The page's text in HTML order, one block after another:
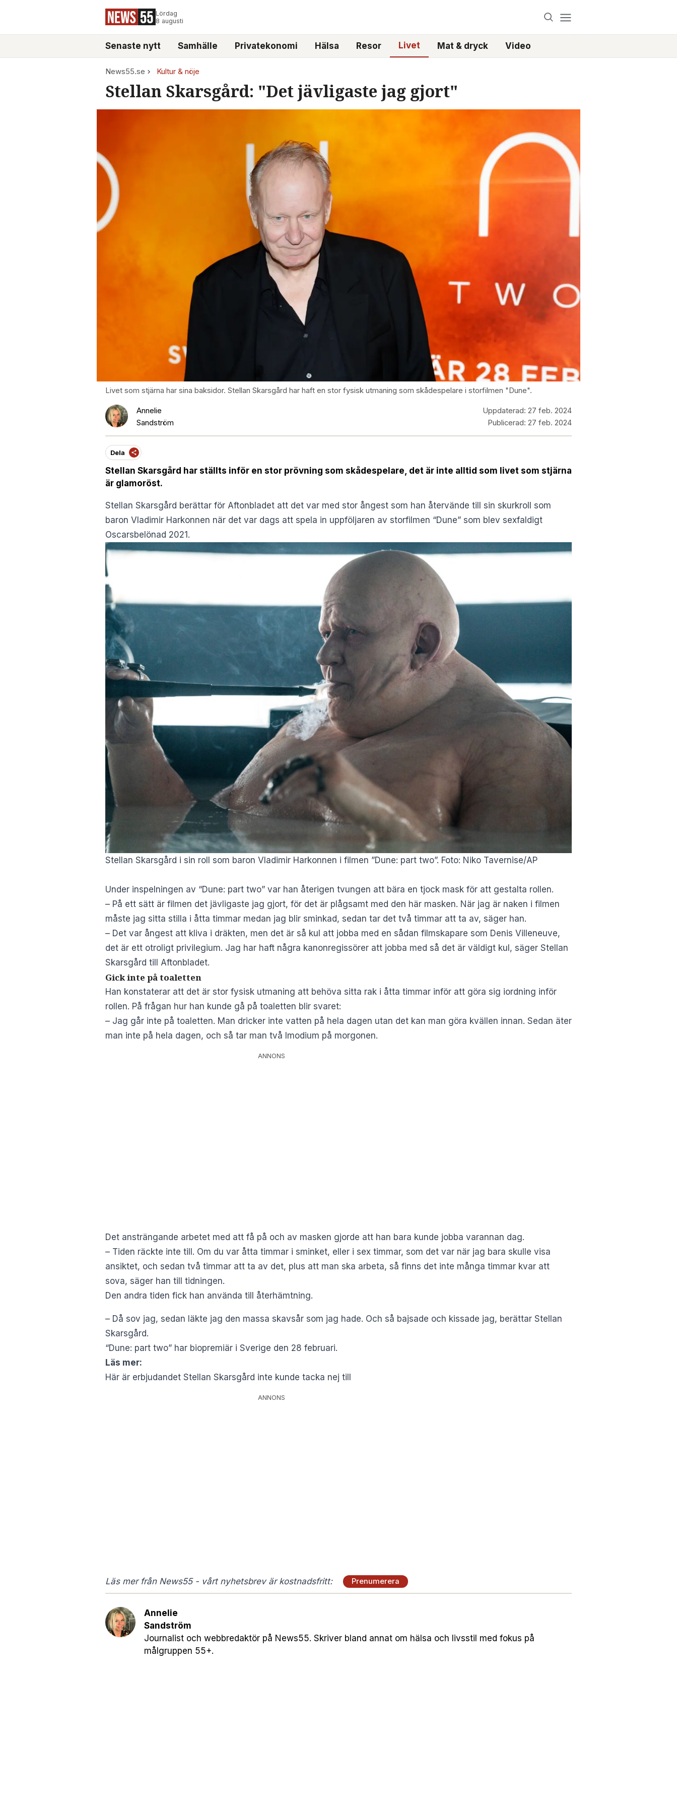
Lördag
8 augusti
Senaste nytt Samhälle Privatekonomi Hälsa Resor Livet Mat & dryck Video
News55.se Kultur & nöje
Stellan Skarsgård: "Det jävligaste jag gjort"
Livet som stjärna har sina baksidor. Stellan Skarsgård har haft en stor fysisk utmaning som skådespelare i storfilmen "Dune".
Annelie
Sandström
Uppdaterad: 27 feb. 2024
Publicerad: 27 feb. 2024
Dela
Stellan Skarsgård har ställts inför en stor prövning som skådespelare, det är inte alltid som livet som stjärna
är glamoröst.
Stellan Skarsgård berättar för Aftonbladet att det var med stor ångest som han återvände till sin skurkroll som
baron Vladimir Harkonnen när det var dags att spela in uppföljaren av storfilmen “Dune” som blev sexfaldigt
Oscarsbelönad 2021.
Stellan Skarsgård i sin roll som baron Vladimir Harkonnen i filmen ”Dune: part two”. Foto: Niko Tavernise/AP
Under inspelningen av “Dune: part two” var han återigen tvungen att bära en tjock mask för att gestalta rollen.
– På ett sätt är filmen det jävligaste jag gjort, för det är plågsamt med den här masken. När jag är naken i filmen
måste jag sitta stilla i åtta timmar medan jag blir sminkad, sedan tar det två timmar att ta av, säger han.
– Det var ångest att kliva i dräkten, men det är så kul att jobba med en sådan filmskapare som Denis Villeneuve,
det är ett otroligt privilegium. Jag har haft några kanonregissörer att jobba med så det är väldigt kul, säger Stellan
Skarsgård till Aftonbladet.
Gick inte på toaletten
Han konstaterar att det är stor fysisk utmaning att behöva sitta rak i åtta timmar inför att göra sig iordning inför
rollen. På frågan hur han kunde gå på toaletten blir svaret:
– Jag går inte på toaletten. Man dricker inte vatten på hela dagen utan det kan man göra kvällen innan. Sedan äter
man inte på hela dagen, och så tar man två Imodium på morgonen.
ANNONS
Det ansträngande arbetet med att få på och av masken gjorde att han bara kunde jobba varannan dag.
– Tiden räckte inte till. Om du var åtta timmar i sminket, eller i sex timmar, som det var när jag bara skulle visa
ansiktet, och sedan två timmar att ta av det, plus att man ska arbeta, så finns det inte många timmar kvar att
sova, säger han till tidningen.
Den andra tiden fick han använda till återhämtning.
– Då sov jag, sedan läkte jag den massa skavsår som jag hade. Och så bajsade och kissade jag, berättar Stellan
Skarsgård.
“Dune: part two” har biopremiär i Sverige den 28 februari.
Läs mer:
Här är erbjudandet Stellan Skarsgård inte kunde tacka nej till
ANNONS
Läs mer från News55 - vårt nyhetsbrev är kostnadsfritt: Prenumerera
Annelie
Sandström
Journalist och webbredaktör på News55. Skriver bland annat om hälsa och livsstil med fokus på
målgruppen 55+.